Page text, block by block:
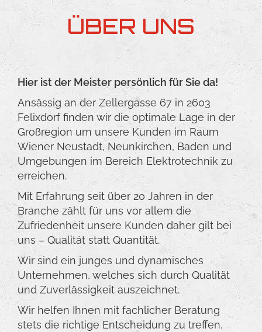
ÜBER UNS
Hier ist der Meister persönlich für Sie da!
Ansässig an der Zellergasse 67 in 2603
Felixdorf finden wir die optimale Lage in der
Großregion um unsere Kunden im Raum
Wiener Neustadt, Neunkirchen, Baden und
Umgebungen im Bereich Elektrotechnik zu
erreichen.
Mit Erfahrung seit über 20 Jahren in der
Branche zählt für uns vor allem die
Zufriedenheit unsere Kunden daher gilt bei
uns – Qualität statt Quantität.
Wir sind ein junges und dynamisches
Unternehmen, welches sich durch Qualität
und Zuverlässigkeit auszeichnet.
Wir helfen Ihnen mit fachlicher Beratung
stets die richtige Entscheidung zu treffen.